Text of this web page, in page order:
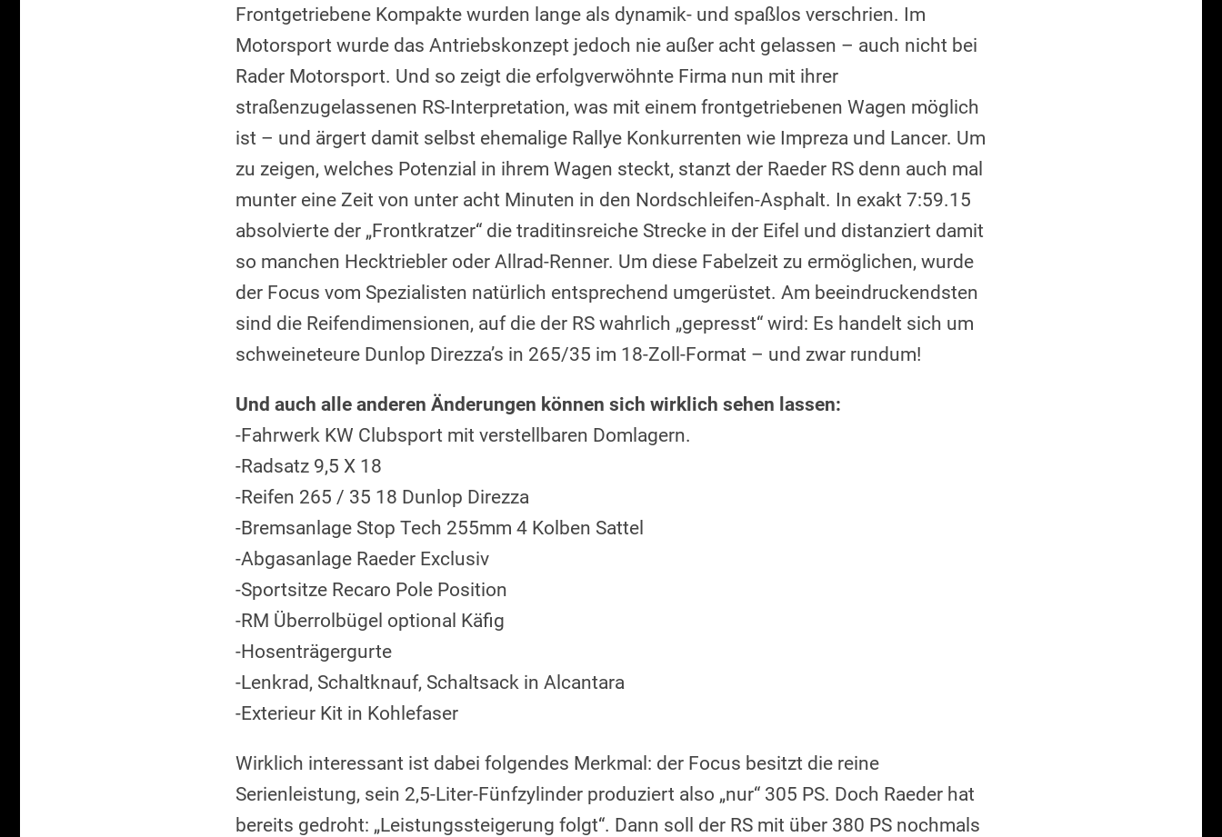
Frontgetriebene Kompakte wurden lange als dynamik- und spaßlos verschrien. Im
Motorsport wurde das Antriebskonzept jedoch nie außer acht gelassen – auch nicht bei
Rader Motorsport. Und so zeigt die erfolgverwöhnte Firma nun mit ihrer
straßenzugelassenen RS-Interpretation, was mit einem frontgetriebenen Wagen möglich
ist – und ärgert damit selbst ehemalige Rallye Konkurrenten wie Impreza und Lancer. Um
zu zeigen, welches Potenzial in ihrem Wagen steckt, stanzt der Raeder RS denn auch mal
munter eine Zeit von unter acht Minuten in den Nordschleifen-Asphalt. In exakt 7:59.15
absolvierte der „Frontkratzer“ die traditinsreiche Strecke in der Eifel und distanziert damit
so manchen Hecktriebler oder Allrad-Renner. Um diese Fabelzeit zu ermöglichen, wurde
der Focus vom Spezialisten natürlich entsprechend umgerüstet. Am beeindruckendsten
sind die Reifendimensionen, auf die der RS wahrlich „gepresst“ wird: Es handelt sich um
schweineteure Dunlop Direzza’s in 265/35 im 18-Zoll-Format – und zwar rundum!
Und auch alle anderen Änderungen können sich wirklich sehen lassen:
-Fahrwerk KW Clubsport mit verstellbaren Domlagern.
-Radsatz 9,5 X 18
-Reifen 265 / 35 18 Dunlop Direzza
-Bremsanlage Stop Tech 255mm 4 Kolben Sattel
-Abgasanlage Raeder Exclusiv
-Sportsitze Recaro Pole Position
-RM Überrolbügel optional Käfig
-Hosenträgergurte
-Lenkrad, Schaltknauf, Schaltsack in Alcantara
-Exterieur Kit in Kohlefaser
Wirklich interessant ist dabei folgendes Merkmal: der Focus besitzt die reine
Serienleistung, sein 2,5-Liter-Fünfzylinder produziert also „nur“ 305 PS. Doch Raeder hat
bereits gedroht: „Leistungssteigerung folgt“. Dann soll der RS mit über 380 PS nochmals